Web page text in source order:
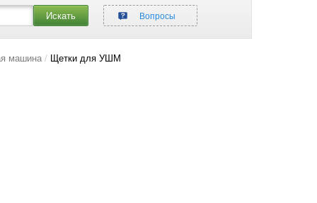
Искать Вопросы
машина Щетки для УШМ